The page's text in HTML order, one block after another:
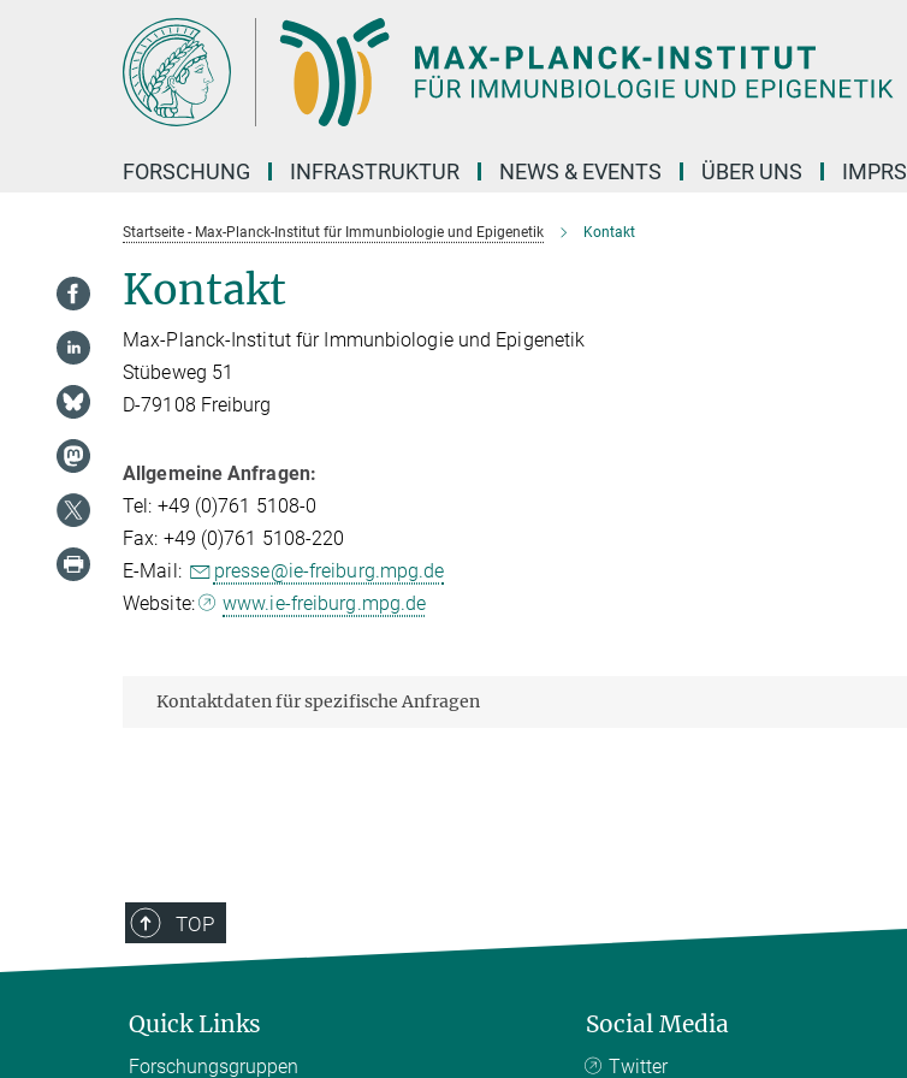
FORSCHUNG INFRASTRUKTUR NEWS & EVENTS ÜBER UNS IMPRS
Startseite - Max-Planck-Institut für Immunbiologie und Epigenetik Kontakt
Kontakt
Max-Planck-Institut für Immunbiologie und Epigenetik
Stübeweg 51
D-79108 Freiburg
Allgemeine Anfragen:
Tel: +49 (0)761 5108-0
Fax: +49 (0)761 5108-220
E-Mail:
presse@ie-freiburg.mpg.de
Website:
www.ie-freiburg.mpg.de
Kontaktdaten für spezifische Anfragen
TOP
Quick Links
Forschungsgruppen
Social Media
Twitter